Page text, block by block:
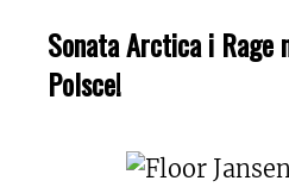
Sonata Arctica i Rage
Polsce!